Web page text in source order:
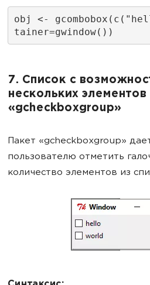
obj <-
tainer=gwindow())
7. Список с
нескольких
«gcheckboxgroup»
Пакет «gcheckboxgroup»
пользователю отметить
количество элементов из